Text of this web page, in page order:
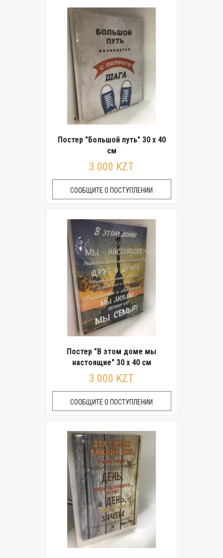
Постер "Большой путь" 30 x 40
см
3 000 KZT
СООБЩИТЕ О ПОСТУПЛЕНИИ
Постер "В этом доме мы
настоящие" 30 x 40 см
3 000 KZT
СООБЩИТЕ О ПОСТУПЛЕНИИ